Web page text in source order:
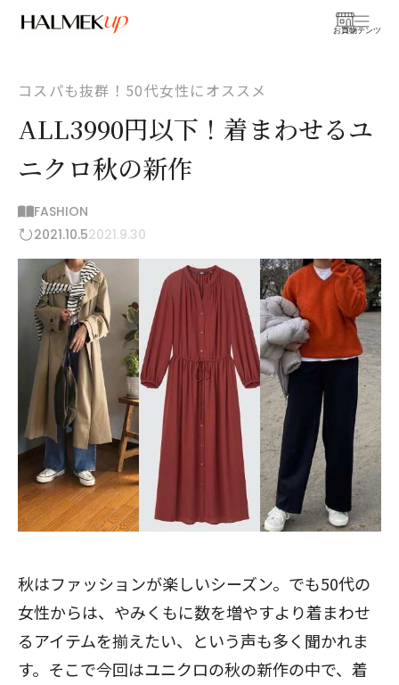
お買物
コンテンツ
コスパも抜群！50代女性にオススメ
ALL3990円以下！着まわせるユ
ニクロ秋の新作
FASHION
2021.10.52021.9.30
秋はファッションが楽しいシーズン。でも50代の
女性からは、やみくもに数を増やすより着まわせ
るアイテムを揃えたい、という声も多く聞かれま
す。そこで今回はユニクロの秋の新作の中で、着